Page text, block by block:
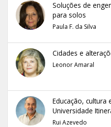
Soluções de
para solos
Paula F. da Silva
Cidades e
Leonor Amaral
Educação, cultura
Universidade
Rui Azevedo